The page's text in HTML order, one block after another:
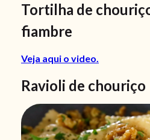
Tortilha de
fiambre
Veja aqui o video.
Ravioli de chouriço